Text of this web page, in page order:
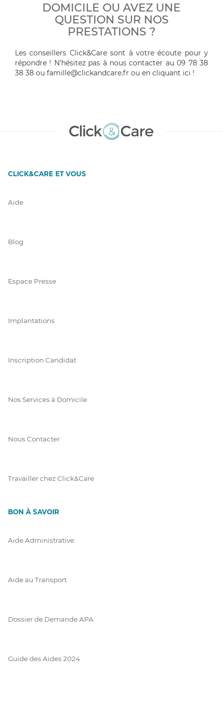
DOMICILE OU AVEZ UNE
QUESTION SUR NOS
PRESTATIONS ?
Les conseillers Click&Care sont à votre écoute pour y
répondre ! N’hésitez pas à nous contacter au 09 78 38
38 38 ou famille@clickandcare.fr ou en cliquant ici !
CLICK&CARE ET VOUS
Aide
Blog
Espace Presse
Implantations
Inscription Candidat
Nos Services à Domicile
Nous Contacter
Travailler chez Click&Care
BON À SAVOIR
Aide Administrative
Aide au Transport
Dossier de Demande APA
Guide des Aides 2024